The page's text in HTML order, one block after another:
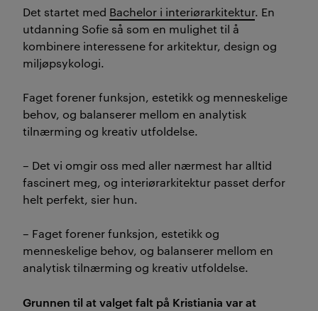
Det startet med Bachelor i interiørarkitektur. En
utdanning Sofie så som en mulighet til å
kombinere interessene for arkitektur, design og
miljøpsykologi.
Faget forener funksjon, estetikk og menneskelige
behov, og balanserer mellom en analytisk
tilnærming og kreativ utfoldelse.
– Det vi omgir oss med aller nærmest har alltid
fascinert meg, og interiørarkitektur passet derfor
helt perfekt, sier hun.
– Faget forener funksjon, estetikk og
menneskelige behov, og balanserer mellom en
analytisk tilnærming og kreativ utfoldelse.
Grunnen til at valget falt på Kristiania var at